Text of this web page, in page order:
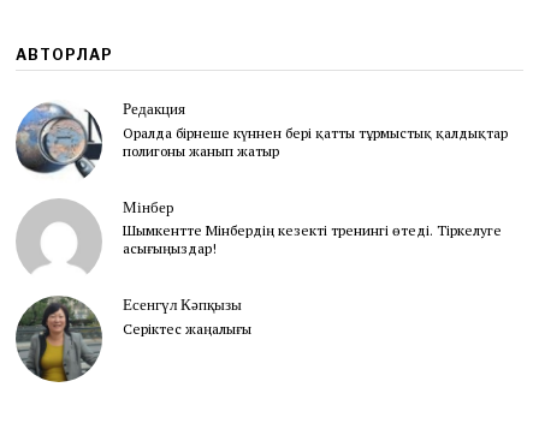
АВТОРЛАР
Редакция
Оралда бірнеше күннен бері қатты тұрмыстық қалдықтар
полигоны жанып жатыр
Мінбер
Шымкентте Мінбердің кезекті тренингі өтеді. Тіркелуге
асығыңыздар!
Есенгүл Кәпқызы
Серіктес жаңалығы